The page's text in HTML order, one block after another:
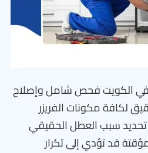
في الكويت فحص شامل وإصلاح
لكافة مكونات الفريزر
تحديد سبب العطل الحقيقي
قد تؤدي إلى تكرار